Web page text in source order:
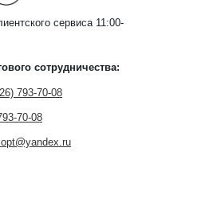
70-08
793-70-08
сотрудничества:
сервиса 11:00-